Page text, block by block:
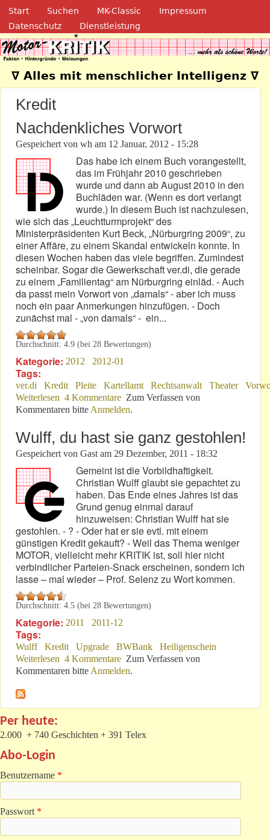
Direkt zum Inhalt
Navigation
Start Suchen MK-Classic
Impressum
Datenschutz
Dienstleistung
Motor-Kritik.de
∇ Alles mit menschlicher Intelligenz ∇
Kredit
Nachdenkliches Vorwort
Gespeichert von wh am 12 Januar, 2012 - 15:28
Das habe ich einem Buch vorangestellt,
das im Frühjahr 2010 geschrieben
wurde und dann ab August 2010 in den
Buchläden war. (Wenn es dort verlangt
wurde.) In diesem Buch ist nachzulesen,
wie sich das „Leuchtturmprojekt“ des
Ministerpräsidenten Kurt Beck, „Nürburgring 2009“, zu
einer Affäre, zu einem Skandal entwickeln konnte. In
diesen Wochen haben das viele begriffen. Zumindest
scheinbar. Sogar die Gewerkschaft ver.di, die gerade
zu einem „Familientag“ am Nürburgring einläd. - Auch
da passt mein Vorwort von „damals“ - aber ich muss
noch ein paar Anmerkungen hinzufügen. - Doch
zunächst mal - „von damals“ - ein...
Durchschnitt: 4.9 (bei 28 Bewertungen)
Kategorie: 2012 2012-01
Tags:
ver.di Kredit Pleite Kartellamt Rechtsanwalt Theater
Weiterlesen über Nachdenkliches Vorwort
4 Kommentare Zum Verfassen von
Kommentaren bitte Anmelden.
Wulff, du hast sie ganz gestohlen!
Gespeichert von Gast am 29 Dezember, 2011 - 18:32
Gemeint ist die Vorbildhaftigkeit.
Christian Wulff glaubt sie gepachtet zu
haben. Das Ende eines Jahres ist das
Grund genug einmal darauf
hinzuweisen: Christian Wulff hat sie
gestohlen. - ? - Oder hat er sie evtl. mit einem
günstigen Kredit gekauft? - Weil das Thema weniger
MOTOR, vielleicht mehr KRITIK ist, soll hier nicht
verbindlicher Parteien-Snack erscheinen, sondern ich
lasse – mal wieder – Prof. Selenz zu Wort kommen.
Durchschnitt: 4.5 (bei 28 Bewertungen)
Kategorie: 2011 2011-12
Tags:
Wulff Kredit Upgrade BWBank
Heiligenschein
Weiterlesen über Wulff, du hast sie ganz gestohlen!
4 Kommentare Zum Verfassen von
Kommentaren bitte Anmelden.
Per heute:
2.000 + 740 Geschichten + 391 Telex
Abo-Login
Benutzername *
Passwort *